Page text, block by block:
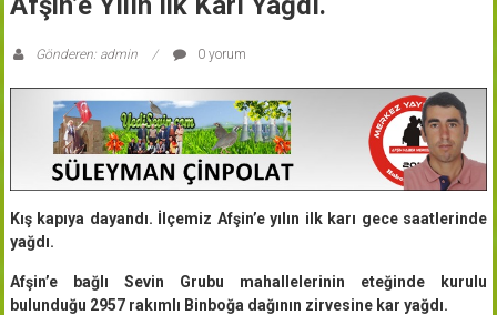
Gönderen: admin 0 yorum
Kış kapıya dayandı. İlçemiz Afşin’e yılın ilk karı gece saatlerinde
yağdı.
Afşin’e bağlı Sevin Grubu mahallelerinin eteğinde kurulu
bulunduğu 2957 rakımlı Binboğa dağının zirvesine kar yağdı.